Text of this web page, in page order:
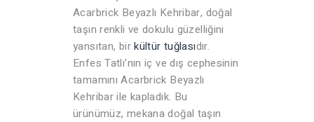
Acarbrick Beyazlı Kehribar, doğal
taşın renkli ve dokulu güzelliğini
yansıtan, birkültür tuğlasıdır.
Enfes Tatlı’nın iç ve dış cephesinin
tamamını Acarbrick Beyazlı
Kehribar ile kapladık. Bu
ürünümüz, mekana doğal taşın